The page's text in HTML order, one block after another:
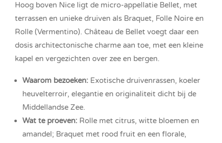
Hoog boven Nice ligt de micro-appellatie Bellet, met
terrassen en unieke druiven als Braquet, Folle Noire en
Rolle (Vermentino). Château de Bellet voegt daar een
dosis architectonische charme aan toe, met een kleine
kapel en vergezichten over zee en bergen.
Waarom bezoeken: Exotische druivenrassen, koeler
heuvelterroir, elegantie en originaliteit dicht bij de
Middellandse Zee.
Wat te proeven: Rolle met citrus, witte bloemen en
amandel; Braquet met rood fruit en een florale,